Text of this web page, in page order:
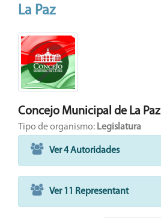
La Paz
Concejo Municipal de La Paz
Tipo de organismo: Legislatura
Ver 4 Autoridades
Ver 11 Representant